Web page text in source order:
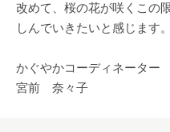
改めて、桜の花が咲くこの
しんでいきたいと感じます。
かぐやかコーディネーター
宮前 奈々子